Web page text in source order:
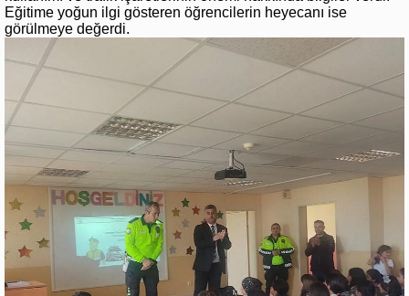
Eğitime yoğun ilgi gösteren öğrencilerin heyecanı ise
görülmeye değerdi.